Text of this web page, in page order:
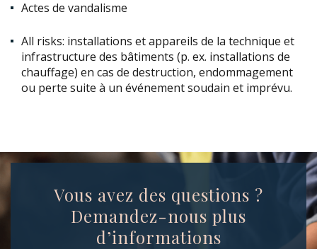
Actes de vandalisme
All risks: installations et appareils de la technique et
infrastructure des bâtiments (p. ex. installations de
chauffage) en cas de destruction, endommagement
ou perte suite à un événement soudain et imprévu.
Vous avez des questions ?
Demandez-nous plus
d’informations